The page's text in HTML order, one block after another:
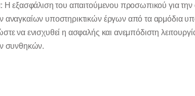
Η εξασφάλιση του απαιτούμενου προσωπικού για την
υποστηρικτικών έργων από τα αρμόδια
να ενισχυθεί η ασφαλής και ανεμπόδιστη
συνθηκών.